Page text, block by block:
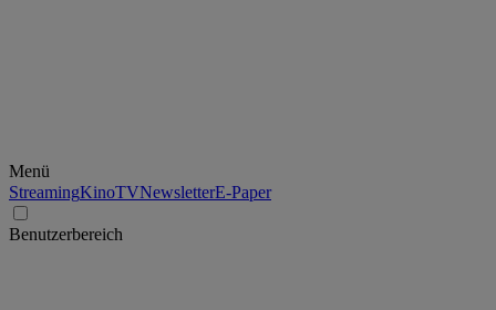
Menü
StreamingKinoTVNewsletterE-Paper
Benutzerbereich